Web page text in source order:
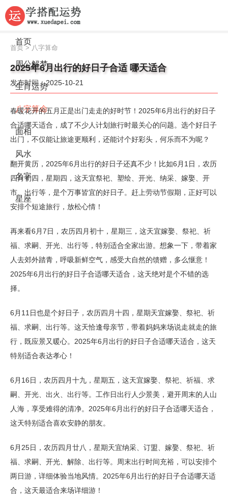
首页
周公解梦
生肖运势
八字算命
面相
风水
名字
星座
首页> 八字算命
2025年6月出行的好日子合适 哪天适合
发布时间：2025-10-21
春暖花开的五月正是出门走走的好时节！2025年6月出行的好日子
合适哪天适合，成了不少人计划旅行时最关心的问题。选个好日子
出门，不仅能让旅途更顺利，还能讨个好彩头，何乐而不为呢？
翻开黄历，2025年6月出行的好日子还真不少！比如6月1日，农历
四月初四，星期四，这天宜祭祀、塑绘、开光、纳采、嫁娶、开
市、出行等，是个万事皆宜的好日子。赶上劳动节假期，正好可以
安排个短途旅行，放松心情！
再来看6月7日，农历四月初十，星期三，这天宜嫁娶、祭祀、祈
福、求嗣、开光、出行等，特别适合全家出游。想象一下，带着家
人去郊外踏青，呼吸新鲜空气，感受大自然的馈赠，多么惬意！
2025年6月出行的好日子合适哪天适合，这天绝对是个不错的选
择。
6月11日也是个好日子，农历四月十四，星期天宜嫁娶、祭祀、祈
福、求嗣、出行等。这天恰逢母亲节，带着妈妈来场说走就走的旅
行，既应景又暖心。2025年6月出行的好日子合适哪天适合，这天
特别适合表达孝心！
6月16日，农历四月十九，星期五，这天宜嫁娶、祭祀、祈福、求
嗣、开光、出火、出行等。工作日出行人少景美，避开周末的人山
人海，享受难得的清净。2025年6月出行的好日子合适哪天适合，
这天特别适合喜欢安静的朋友。
6月25日，农历四月廿八，星期天宜纳采、订盟、嫁娶、祭祀、祈
福、求嗣、开光、解除、出行等。周末出行时间充裕，可以安排个
两日游，详细体验当地风情。2025年6月出行的好日子合适哪天适
合，这天最适合来场详细游！